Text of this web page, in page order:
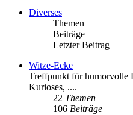
Diverses
Themen
Beiträge
Letzter Beitrag
Witze-Ecke
Treffpunkt für humorvolle
Kurioses, ....
22 Themen
106 Beiträge